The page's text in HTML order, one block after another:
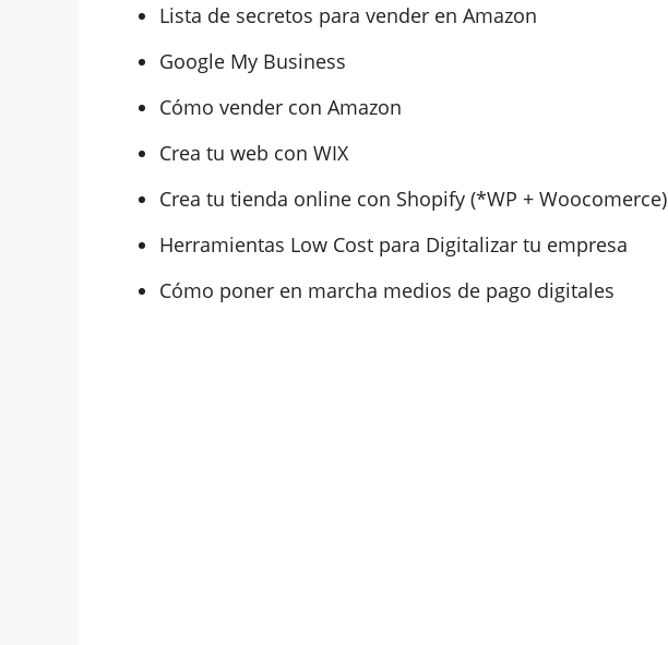
Lista de secretos para vender en Amazon
Google My Business
Cómo vender con Amazon
Crea tu web con WIX
Crea tu tienda online con Shopify (*WP + Woocomerce)
Herramientas Low Cost para Digitalizar tu empresa
Cómo poner en marcha medios de pago digitales